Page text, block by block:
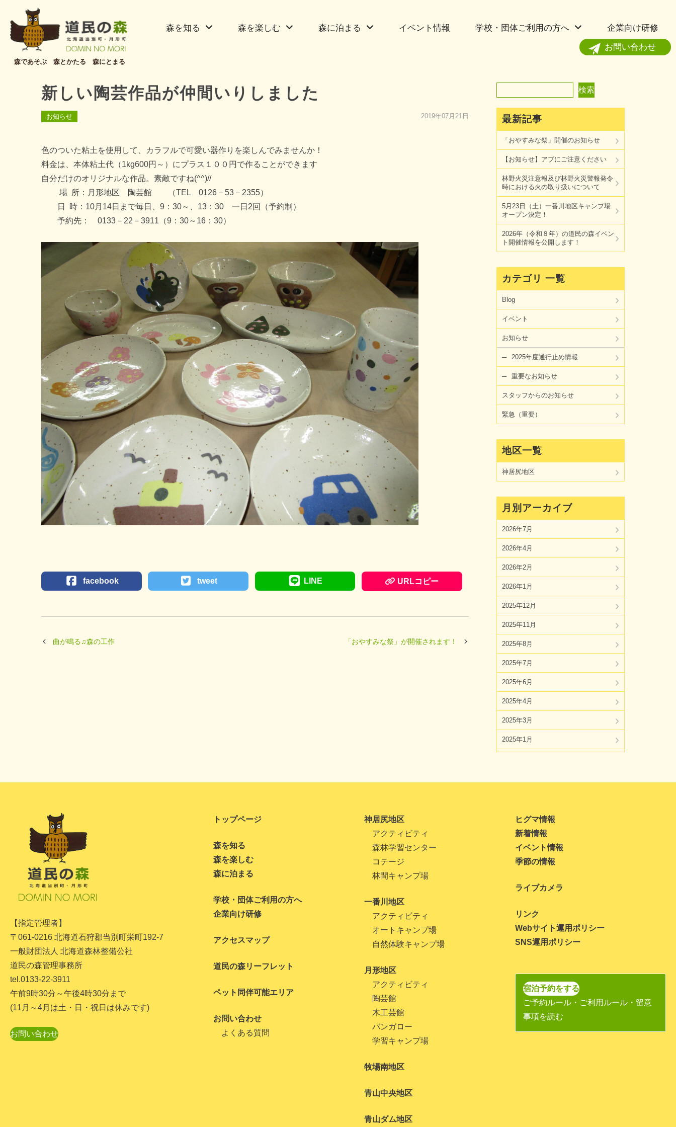
森であそぶ 森とかたる 森にとまる
森を知る 森を楽しむ 森に泊まる イベント情報 学校・団体ご利用の方へ
企業向け研修
お問い合わせ
新しい陶芸作品が仲間いりしました
お知らせ 2019年07月21日
色のついた粘土を使用して、カラフルで可愛い器作りを楽しんでみませんか！
料金は、本体粘土代（1kg600円～）にプラス１００円で作ることができます
自分だけのオリジナルな作品。素敵ですね(^^)//
場 所：月形地区 陶芸館 （TEL 0126－53－2355）
日 時：10月14日まで毎日、9：30～、13：30 一日2回（予約制）
予約先： 0133－22－3911（9：30～16：30）
facebook tweet LINE URLコピー
曲が鳴る♫森の工作 「おやすみな祭」が開催されます！
検索
最新記事
「おやすみな祭」開催のお知らせ
【お知らせ】アブにご注意ください
林野火災注意報及び林野火災警報発令
時における火の取り扱いについて
5月23日（土）一番川地区キャンプ場
オープン決定！
2026年（令和８年）の道民の森イベン
ト開催情報を公開します！
カテゴリ 一覧
Blog
イベント
お知らせ
2025年度通行止め情報
重要なお知らせ
スタッフからのお知らせ
緊急（重要）
地区一覧
神居尻地区
月別アーカイブ
2026年7月
2026年4月
2026年2月
2026年1月
2025年12月
2025年11月
2025年8月
2025年7月
2025年6月
2025年4月
2025年3月
2025年1月
2024年7月
2024年5月
2024年1月
2023年11月
2023年10月
2023年7月
2023年6月
【指定管理者】
〒061-0216 北海道石狩郡当別町栄町192-7
一般財団法人 北海道森林整備公社
道民の森管理事務所
tel.0133-22-3911
午前9時30分～午後4時30分まで
(11月～4月は土・日・祝日は休みです)
お問い合わせ
トップページ
森を知る
森を楽しむ
森に泊まる
学校・団体ご利用の方へ
企業向け研修
アクセスマップ
道民の森リーフレット
ペット同伴可能エリア
お問い合わせ
よくある質問
神居尻地区
アクティビティ
森林学習センター
コテージ
林間キャンプ場
一番川地区
アクティビティ
オートキャンプ場
自然体験キャンプ場
月形地区
アクティビティ
陶芸館
木工芸館
バンガロー
学習キャンプ場
牧場南地区
青山中央地区
青山ダム地区
ヒグマ情報
新着情報
イベント情報
季節の情報
ライブカメラ
リンク
Webサイト運用ポリシー
SNS運用ポリシー
宿泊予約をする
ご予約ルール・ご利用ルール・留意
事項を読む